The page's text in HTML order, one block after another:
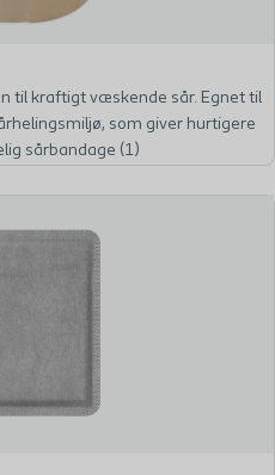
til kraftigt væskende sår. Egnet til
som giver hurtigere
sårbandage (1)